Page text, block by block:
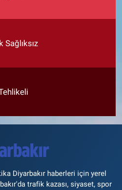
Sağlıksız
Diyarbakır haberleri için yerel
trafik kazası, siyaset, spor